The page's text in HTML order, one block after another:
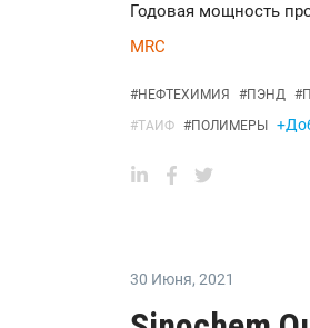
Годовая мощность
MRC
#НЕФТЕХИМИЯ #ПЭНД #
#ТАИФ #ПОЛИМЕРЫ
30 Июня, 2021